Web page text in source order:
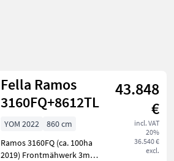
Fella Ramos
3160FQ+8612TL
43.848
€
incl. VAT
20%
36.540 €
excl.
YOM 2022
860 cm
Ramos 3160FQ (ca. 100ha
2019) Frontmähwerk 3m